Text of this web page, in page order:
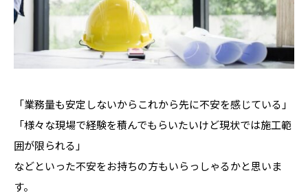
「業務量も安定しないからこれから先に不安を感じている」
「様々な現場で経験を積んでもらいたいけど現状では施工範
囲が限られる」
などといった不安をお持ちの方もいらっしゃるかと思いま
す。